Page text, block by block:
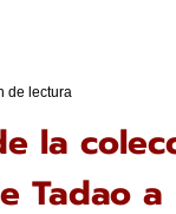
la
Tadao a
de lectura